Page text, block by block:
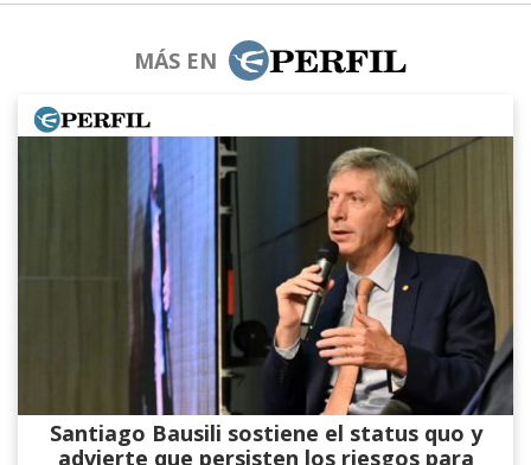
MÁS EN
Santiago Bausili sostiene el status quo y
advierte que persisten los riesgos para